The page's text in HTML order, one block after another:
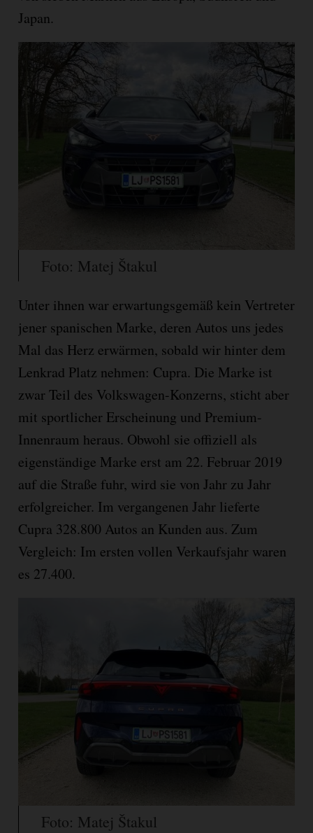
Japan.
Foto: Matej Štakul
Unter ihnen war erwartungsgemäß kein Vertreter
jener spanischen Marke, deren Autos uns jedes
Mal das Herz erwärmen, sobald wir hinter dem
Lenkrad Platz nehmen: Cupra. Die Marke ist
zwar Teil des Volkswagen-Konzerns, sticht aber
mit sportlicher Erscheinung und Premium-
Innenraum heraus. Obwohl sie offiziell als
eigenständige Marke erst am 22. Februar 2019
auf die Straße fuhr, wird sie von Jahr zu Jahr
erfolgreicher. Im vergangenen Jahr lieferte
Cupra 328.800 Autos an Kunden aus. Zum
Vergleich: Im ersten vollen Verkaufsjahr waren
es 27.400.
Foto: Matej Štakul